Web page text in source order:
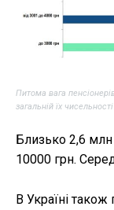
Питома вага
загальній їх
Близько 2,6 млн
10000 грн.
В Україні